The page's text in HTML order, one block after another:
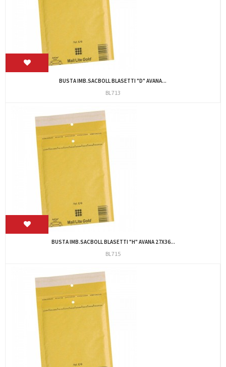
BUSTA IMB.SACBOLL BLASETTI "D" AVANA...
BL713
BUSTA IMB.SACBOLL BLASETTI "H" AVANA 27X36...
BL715